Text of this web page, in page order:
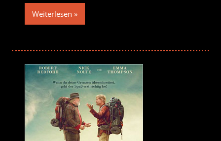
Weiterlesen